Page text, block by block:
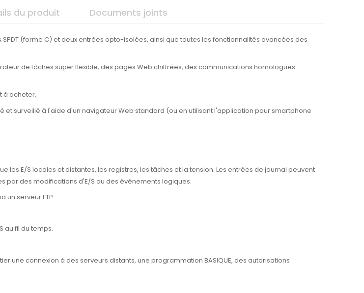
du produit Documents joints
(forme C) et deux entrées opto-isolées, ainsi que toutes les fonctionnalités avancées des
de tâches super flexible, des pages Web chiffrées, des communications homologues
à acheter.
et surveillé à l'aide d'un navigateur Web standard (ou en utilisant l'application pour smartphone
les E/S locales et distantes, les registres, les tâches et la tension. Les entrées de journal peuvent
par des modifications d'E/S ou des événements logiques.
un serveur FTP.
au fil du temps.
une connexion à des serveurs distants, une programmation BASIQUE, des autorisations